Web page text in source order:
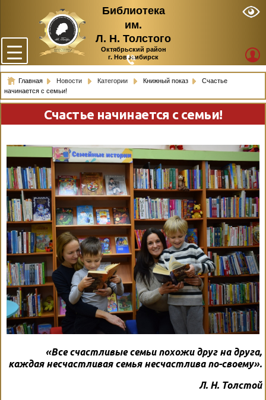
Библиотека
им.
Л. Н. Толстого
Октябрьский район
г. Новосибирск
Главная Новости Категории Книжный показ
Счастье
начинается с семьи!
Счастье начинается с семьи!
«Все счастливые семьи похожи друг на друга,
каждая несчастливая семья несчастлива по-своему».
Л. Н. Толстой